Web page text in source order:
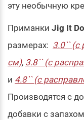
эту необычную
Приманки Jig It
размерах: 3.0``
см), 3.8`` (с
и 4.8`` (с
Производятся с
добавки с